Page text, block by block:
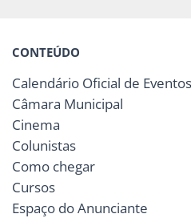
CONTEÚDO
Calendário Oficial de Eventos
Câmara Municipal
Cinema
Colunistas
Como chegar
Cursos
Espaço do Anunciante